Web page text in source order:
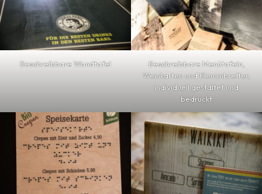
Beschreibbare Wandtafel Beschreibbare Menütafeln,
Weinkarten und Klemmbretter,
individuell gestaltet und
bedruckt